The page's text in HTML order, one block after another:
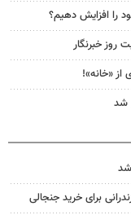
را افزایش دهیم؟
روز خبرنگار
از «خانه»!
شد
برای خرید جنجالی